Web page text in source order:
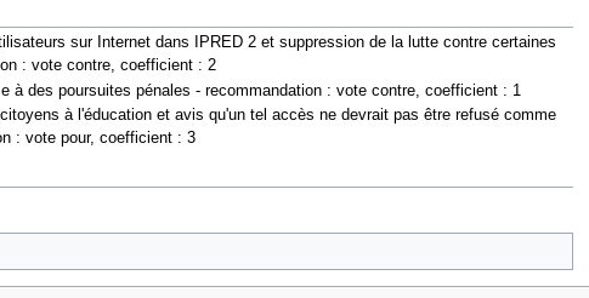
sur Internet dans IPRED 2 et suppression de la lutte contre certaines
: vote contre, coefficient : 2
des poursuites pénales - recommandation : vote contre, coefficient : 1
à l'éducation et avis qu'un tel accès ne devrait pas être refusé comme
: vote pour, coefficient : 3